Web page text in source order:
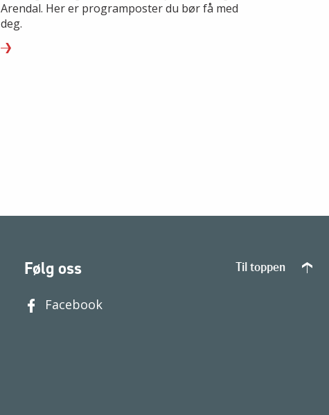
Arendal. Her er programposter du bør få med
deg.
Følg oss
Facebook
Til toppen